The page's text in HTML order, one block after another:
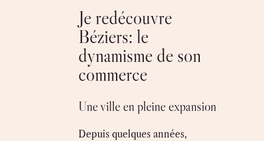
Je redécouvre
Béziers: le
dynamisme de son
commerce
Une ville en pleine expansion
Depuis quelques années,